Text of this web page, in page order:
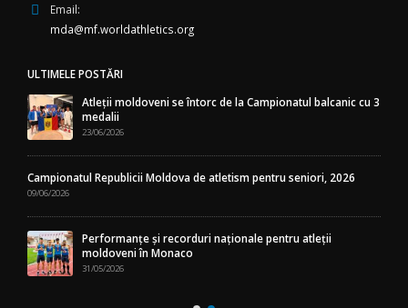
Email:
mda@mf.worldathletics.org
ULTIMELE POSTĂRI
Atleții moldoveni se întorc de la Campionatul balcanic cu 3
medalii
23/06/2026
Campionatul Republicii Moldova de atletism pentru seniori, 2026
09/06/2026
Performanțe și recorduri naționale pentru atleții
moldoveni în Monaco
31/05/2026